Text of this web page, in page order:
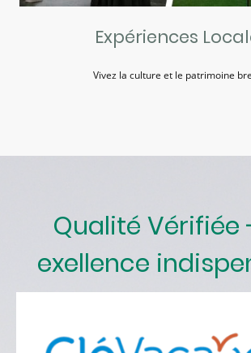
Expériences
Vivez la culture et le patrimoine
Qualité Vérifiée
exellence